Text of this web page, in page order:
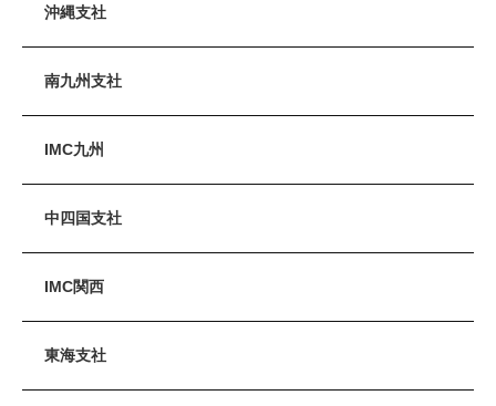
沖縄支社
南九州支社
IMC九州
中四国支社
IMC関西
東海支社